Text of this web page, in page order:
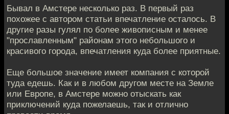
Бывал в Амстере несколько раз. В первый раз
похожее с автором статьи впечатление осталось. В
другие разы гулял по более живописным и менее
"прославленным" районам этого небольшого и
красивого города, впечатления куда более приятные.
Еще большое значение имеет компания с которой
туда едешь. Как и в любом другом месте на Земле
или Европе, в Амстере можно отыскать как
приключений куда пожелаешь, так и отлично